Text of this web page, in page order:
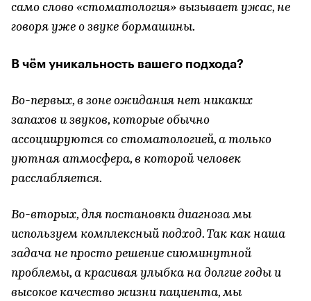
само слово «стоматология» вызывает ужас, не
говоря уже о звуке бормашины.
В чём уникальность вашего подхода?
Во-первых, в зоне ожидания нет никаких
запахов и звуков, которые обычно
ассоциируются со стоматологией, а только
уютная атмосфера, в которой человек
расслабляется.
Во-вторых, для постановки диагноза мы
используем комплексный подход. Так как наша
задача не просто решение сиюминутной
проблемы, а красивая улыбка на долгие годы и
высокое качество жизни пациента, мы